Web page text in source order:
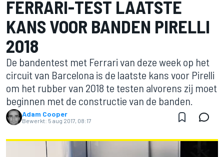
FERRARI-TEST LAATSTE
KANS VOOR BANDEN PIRELLI
2018
De bandentest met Ferrari van deze week op het
circuit van Barcelona is de laatste kans voor Pirelli
om het rubber van 2018 te testen alvorens zij moet
beginnen met de constructie van de banden.
Adam Cooper
Bewerkt: 5 aug 2017, 08:17